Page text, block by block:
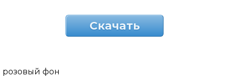
Скачать
розовый фон